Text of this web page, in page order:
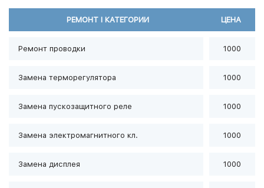
РЕМОНТ I КАТЕГОРИИ ЦЕНА
Ремонт проводки 1000
Замена терморегулятора 1000
Замена пускозащитного реле 1000
Замена электромагнитного кл. 1000
Замена дисплея 1000